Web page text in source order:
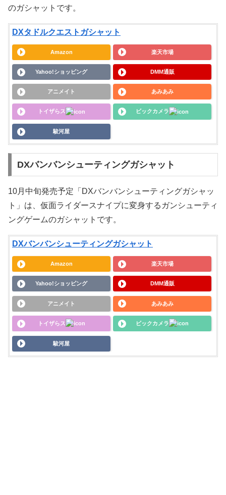
のガシャットです。
DXタドルクエストガシャット
Amazon 楽天市場
Yahoo!ショッピング DMM通販
アニメイト あみあみ
トイザらス ビックカメラ
駿河屋
DXバンバンシューティングガシャット
10月中旬発売予定「DXバンバンシューティングガシャッ
ト」は、仮面ライダースナイプに変身するガンシューティ
ングゲームのガシャットです。
DXバンバンシューティングガシャット
Amazon 楽天市場
Yahoo!ショッピング DMM通販
アニメイト あみあみ
トイザらス ビックカメラ
駿河屋